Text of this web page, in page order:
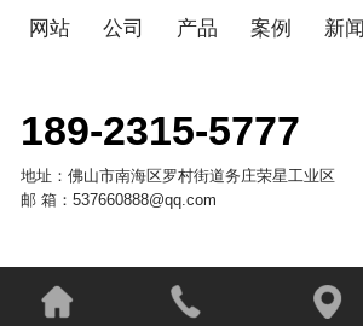
网站 公司 产品 案例 新闻
189-2315-5777
地址：佛山市南海区罗村街道务庄荣星工业区
邮 箱：537660888@qq.com